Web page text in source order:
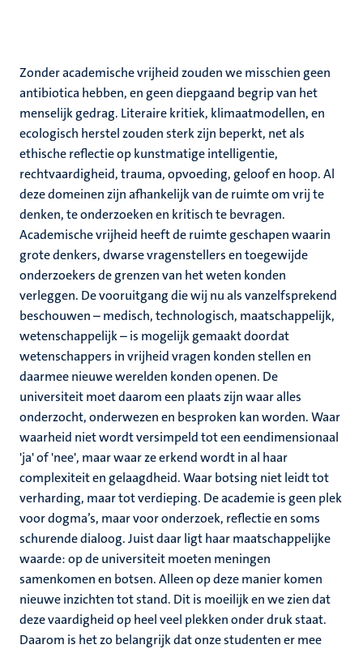
Zonder academische vrijheid zouden we misschien geen
antibiotica hebben, en geen diepgaand begrip van het
menselijk gedrag. Literaire kritiek, klimaatmodellen, en
ecologisch herstel zouden sterk zijn beperkt, net als
ethische reflectie op kunstmatige intelligentie,
rechtvaardigheid, trauma, opvoeding, geloof en hoop. Al
deze domeinen zijn afhankelijk van de ruimte om vrij te
denken, te onderzoeken en kritisch te bevragen.
Academische vrijheid heeft de ruimte geschapen waarin
grote denkers, dwarse vragenstellers en toegewijde
onderzoekers de grenzen van het weten konden
verleggen. De vooruitgang die wij nu als vanzelfsprekend
beschouwen – medisch, technologisch, maatschappelijk,
wetenschappelijk – is mogelijk gemaakt doordat
wetenschappers in vrijheid vragen konden stellen en
daarmee nieuwe werelden konden openen. De
universiteit moet daarom een plaats zijn waar alles
onderzocht, onderwezen en besproken kan worden. Waar
waarheid niet wordt versimpeld tot een eendimensionaal
'ja' of 'nee', maar waar ze erkend wordt in al haar
complexiteit en gelaagdheid. Waar botsing niet leidt tot
verharding, maar tot verdieping. De academie is geen plek
voor dogma’s, maar voor onderzoek, reflectie en soms
schurende dialoog. Juist daar ligt haar maatschappelijke
waarde: op de universiteit moeten meningen
samenkomen en botsen. Alleen op deze manier komen
nieuwe inzichten tot stand. Dit is moeilijk en we zien dat
deze vaardigheid op heel veel plekken onder druk staat.
Daarom is het zo belangrijk dat onze studenten er mee